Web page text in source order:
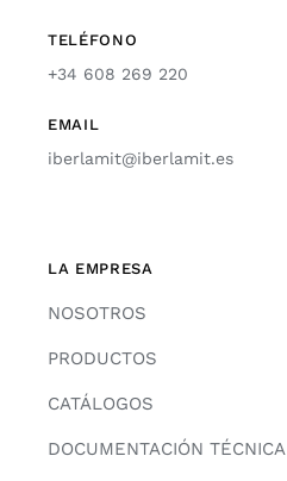
TELÉFONO
+34 608 269 220
EMAIL
iberlamit@iberlamit.es
LA EMPRESA
NOSOTROS
PRODUCTOS
CATÁLOGOS
DOCUMENTACIÓN TÉCNICA